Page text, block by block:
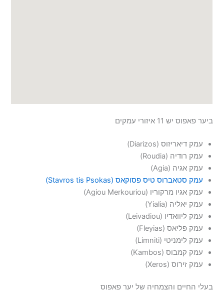
ביער פאפוס יש 11 איזורי עמקים
עמק דיאריזוס (Diarizos)
עמק רודיה (Roudia)
עמק אגיה (Agia)
עמק סטאברוס טיס פסוקאס (Stavros tis Psokas)
עמק אגיו מרקוריו (Agiou Merkouriou)
עמק יאליה (Yialia)
עמק ליוואדיו (Leivadiou)
עמק פליאס (Fleyias)
עמק לימניטי (Limniti)
עמק קמבוס (Kambos)
עמק זירוס (Xeros)
בעלי החיים והצמחיה של יער פאפוס